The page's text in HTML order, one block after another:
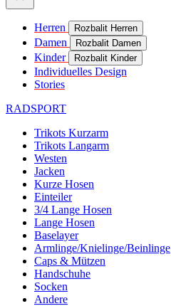
Herren Rozbalit Herren
Damen Rozbalit Damen
Kinder Rozbalit Kinder
Individuelles Design
Stories
RADSPORT
Trikots Kurzarm
Trikots Langarm
Westen
Jacken
Kurze Hosen
Einteiler
3/4 Lange Hosen
Lange Hosen
Baselayer
Armlinge/Knielinge/Beinlinge
Caps & Mützen
Handschuhe
Socken
Andere